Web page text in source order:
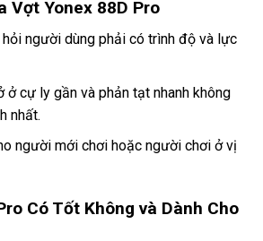
Vợt Yonex 88D Pro
người dùng phải có trình độ và lực
ở cự ly gần và phản tạt nhanh không
nhất.
người mới chơi hoặc người chơi ở vị
Có Tốt Không và Dành Cho